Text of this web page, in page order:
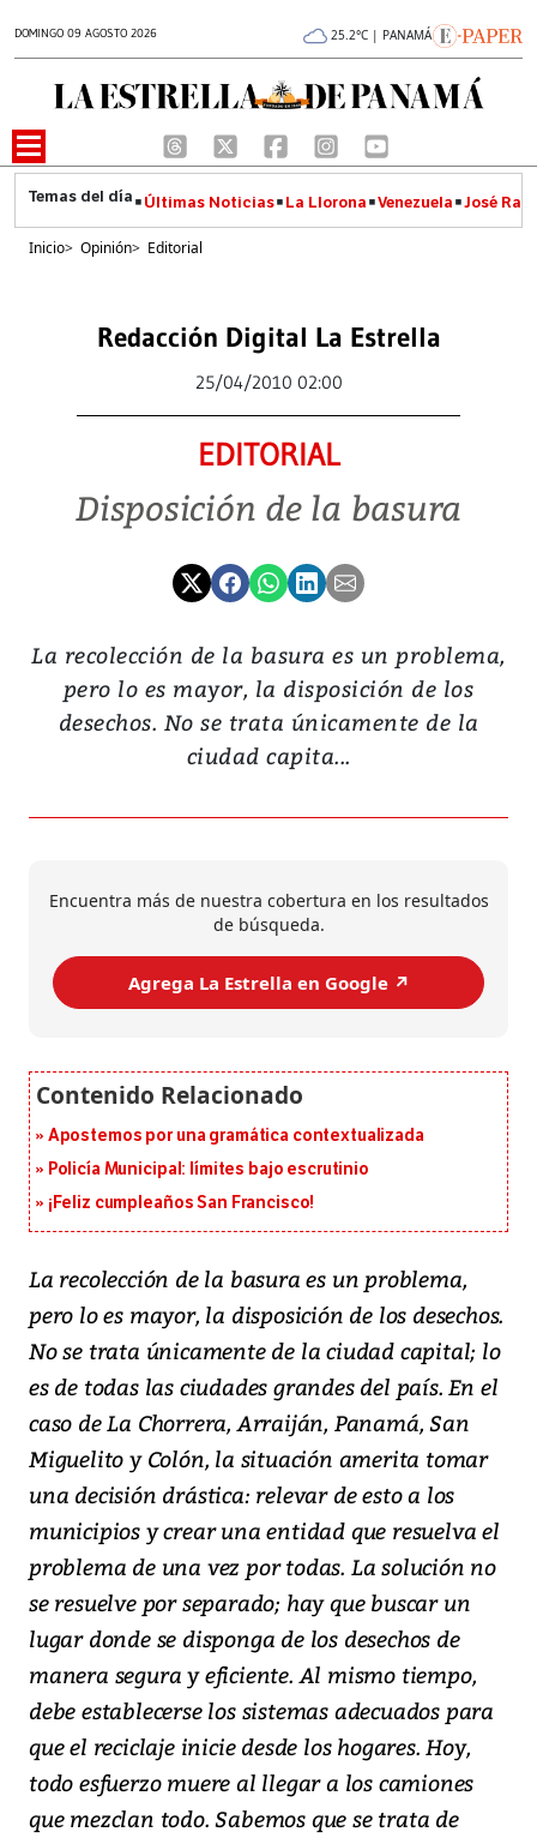
DOMINGO 09 AGOSTO 2026 25.2°C | PANAMÁ
Últimas Noticias La Llorona Venezuela José
Inicio> Opinión> Editorial
Redacción Digital La Estrella
25/04/2010 02:00
EDITORIAL
Disposición de la basura
La recolección de la basura es un problema,
pero lo es mayor, la disposición de los
desechos. No se trata únicamente de la
ciudad capita...
Encuentra más de nuestra cobertura en los resultados
de búsqueda.
Agrega La Estrella en Google ↗️
Apostemos por una gramática contextualizada
Policía Municipal: límites bajo escrutinio
¡Feliz cumpleaños San Francisco!
La recolección de la basura es un problema,
pero lo es mayor, la disposición de los desechos.
No se trata únicamente de la ciudad capital; lo
es de todas las ciudades grandes del país. En el
caso de La Chorrera, Arraiján, Panamá, San
Miguelito y Colón, la situación amerita tomar
una decisión drástica: relevar de esto a los
municipios y crear una entidad que resuelva el
problema de una vez por todas. La solución no
se resuelve por separado; hay que buscar un
lugar donde se disponga de los desechos de
manera segura y eficiente. Al mismo tiempo,
debe establecerse los sistemas adecuados para
que el reciclaje inicie desde los hogares. Hoy,
todo esfuerzo muere al llegar a los camiones
que mezclan todo. Sabemos que se trata de